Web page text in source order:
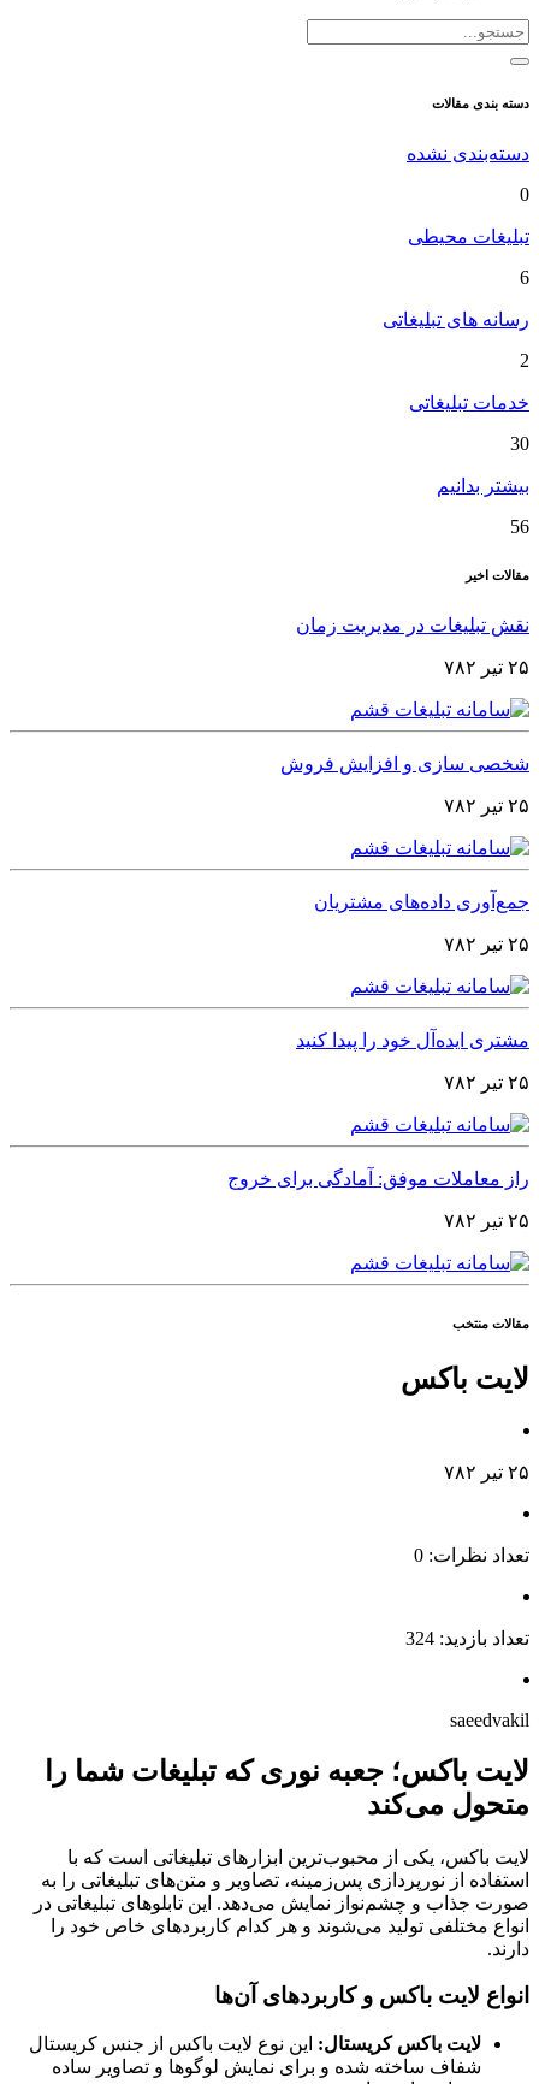
دسته بندی مقالات
دسته‌بندی نشده
0
تبلیغات محیطی
6
رسانه های تبلیغاتی
2
خدمات تبلیغاتی
30
بیشتر بدانیم
56
مقالات اخیر
نقش تبلیغات در مدیریت زمان
۲۵ تیر ۷۸۲
شخصی‌ سازی و افزایش فروش
۲۵ تیر ۷۸۲
جمع‌آوری داده‌های مشتریان
۲۵ تیر ۷۸۲
مشتری ایده‌آل خود را پیدا کنید
۲۵ تیر ۷۸۲
راز معاملات موفق: آمادگی برای خروج
۲۵ تیر ۷۸۲
مقالات منتخب
لایت باکس
۲۵ تیر ۷۸۲
تعداد نظرات: 0
تعداد بازدید: 324
saeedvakil
لایت باکس؛ جعبه نوری که تبلیغات شما را
متحول می‌کند
لایت باکس، یکی از محبوب‌ترین ابزارهای تبلیغاتی است که با
استفاده از نورپردازی پس‌زمینه، تصاویر و متن‌های تبلیغاتی را به
صورت جذاب و چشم‌نواز نمایش می‌دهد. این تابلوهای تبلیغاتی در
انواع مختلفی تولید می‌شوند و هر کدام کاربردهای خاص خود را
دارند.
انواع لایت باکس و کاربردهای آن‌ها
لایت باکس کریستال: این نوع لایت باکس از جنس کریستال
شفاف ساخته شده و برای نمایش لوگوها و تصاویر ساده